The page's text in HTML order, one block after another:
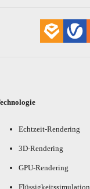
Echtzeit-Rendering
3D-Rendering
GPU-Rendering
Flüssigkeitssimulation